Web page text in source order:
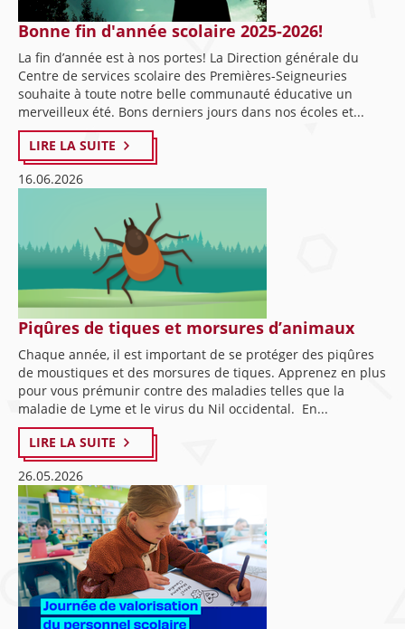
Bonne fin d'année scolaire 2025-2026!
La fin d’année est à nos portes! La Direction générale du
Centre de services scolaire des Premières-Seigneuries
souhaite à toute notre belle communauté éducative un
merveilleux été. Bons derniers jours dans nos écoles et...
LIRE LA SUITE
16.06.2026
Piqûres de tiques et morsures d’animaux
Chaque année, il est important de se protéger des piqûres
de moustiques et des morsures de tiques. Apprenez en plus
pour vous prémunir contre des maladies telles que la
maladie de Lyme et le virus du Nil occidental. En...
LIRE LA SUITE
26.05.2026